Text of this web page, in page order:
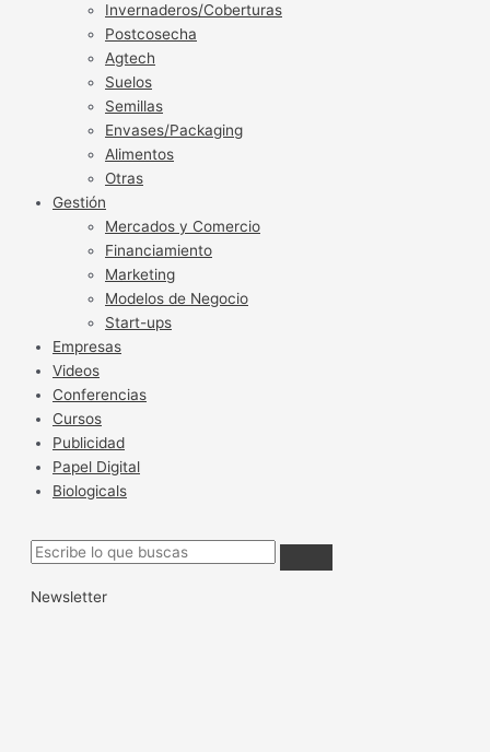
Invernaderos/Coberturas
Postcosecha
Agtech
Suelos
Semillas
Envases/Packaging
Alimentos
Otras
Gestión
Mercados y Comercio
Financiamiento
Marketing
Modelos de Negocio
Start-ups
Empresas
Videos
Conferencias
Cursos
Publicidad
Papel Digital
Biologicals
Newsletter